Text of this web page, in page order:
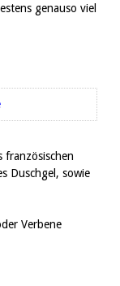
genauso viel
französischen
Duschgel, sowie
Verbene